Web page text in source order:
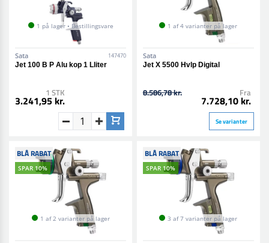
1 på lager • Bestillingsvare
Sata 147470
Jet 100 B P Alu kop 1 Lliter
1 STK
3.241,95 kr.
1 af 4 varianter på lager
Sata
Jet X 5500 Hvlp Digital
8.586,78 kr. Fra
7.728,10 kr.
Se varianter
BLÅ RABAT
SPAR 10%
1 af 2 varianter på lager
BLÅ RABAT
SPAR 10%
3 af 7 varianter på lager